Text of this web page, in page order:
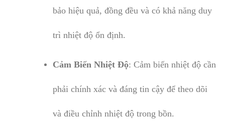
bảo hiệu quả, đồng đều và có khả năng duy
trì nhiệt độ ổn định.
Cảm Biến Nhiệt Độ: Cảm biến nhiệt độ cần
phải chính xác và đáng tin cậy để theo dõi
và điều chỉnh nhiệt độ trong bồn.